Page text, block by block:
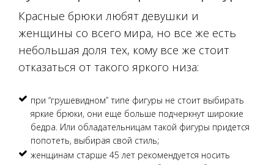
Красные брюки любят девушки и
женщины со всего мира, но все же есть
небольшая доля тех, кому все же стоит
отказаться от такого яркого низа:
при “грушевидном” типе фигуры не стоит выбирать
яркие брюки, они еще больше подчеркнут широкие
бедра. Или обладательницам такой фигуры придется
попотеть, выбирая свой стиль;
женщинам старше 45 лет рекомендуется носить